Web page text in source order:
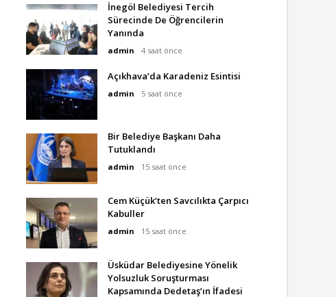
İnegöl Belediyesi Tercih
Sürecinde De Öğrencilerin
Yanında
admin 4 saat önce
Açıkhava’da Karadeniz Esintisi
admin 5 saat önce
Bir Belediye Başkanı Daha
Tutuklandı
admin 15 saat önce
Cem Küçük’ten Savcılıkta Çarpıcı
Kabuller
admin 15 saat önce
Üsküdar Belediyesine Yönelik
Yolsuzluk Soruşturması
Kapsamında Dedetaş’ın İfadesi